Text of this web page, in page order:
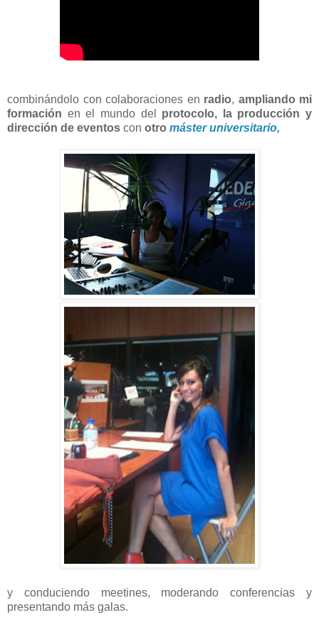
combinándolo con colaboraciones en radio, ampliando mi
formación en el mundo del
protocolo, la producción y
dirección de eventos con otro máster universitario,
y conduciendo meetines, moderando conferencias y
presentando más galas.